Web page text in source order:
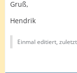
Gruß,
Hendrik
Einmal editiert,